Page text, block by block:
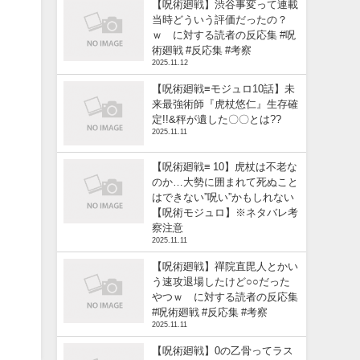
【呪術廻戦】渋谷事変って連載
当時どういう評価だったの？
ｗ に対する読者の反応集 #呪
術廻戦 #反応集 #考察
2025.11.12
【呪術廻戦≡モジュロ10話】未
来最強術師『虎杖悠仁』生存確
定!!&秤が遺した〇〇とは??
2025.11.11
【呪術廻戦≡ 10】虎杖は不老な
のか…大勢に囲まれて死ぬこと
はできない”呪い”かもしれない
【呪術モジュロ】※ネタバレ考
察注意
2025.11.11
【呪術廻戦】禪院直毘人とかい
う速攻退場したけど○○だった
やつｗ に対する読者の反応集
#呪術廻戦 #反応集 #考察
2025.11.11
【呪術廻戦】0の乙骨ってラス